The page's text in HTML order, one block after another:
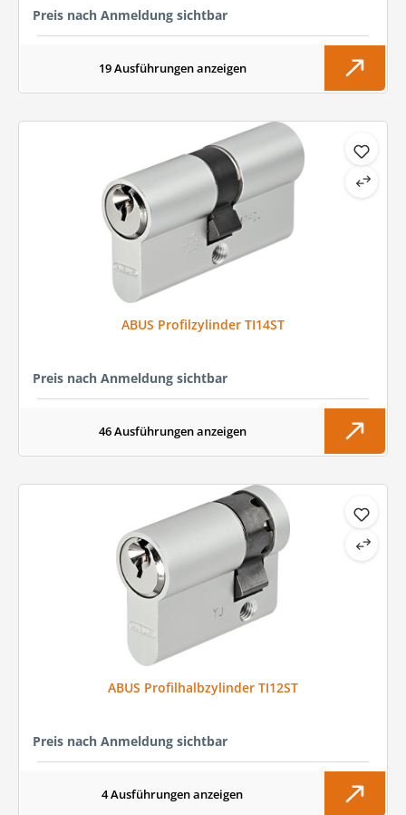
Preis nach Anmeldung sichtbar
19 Ausführungen anzeigen
ABUS Profilzylinder TI14ST
Preis nach Anmeldung sichtbar
46 Ausführungen anzeigen
ABUS Profilhalbzylinder TI12ST
Preis nach Anmeldung sichtbar
4 Ausführungen anzeigen